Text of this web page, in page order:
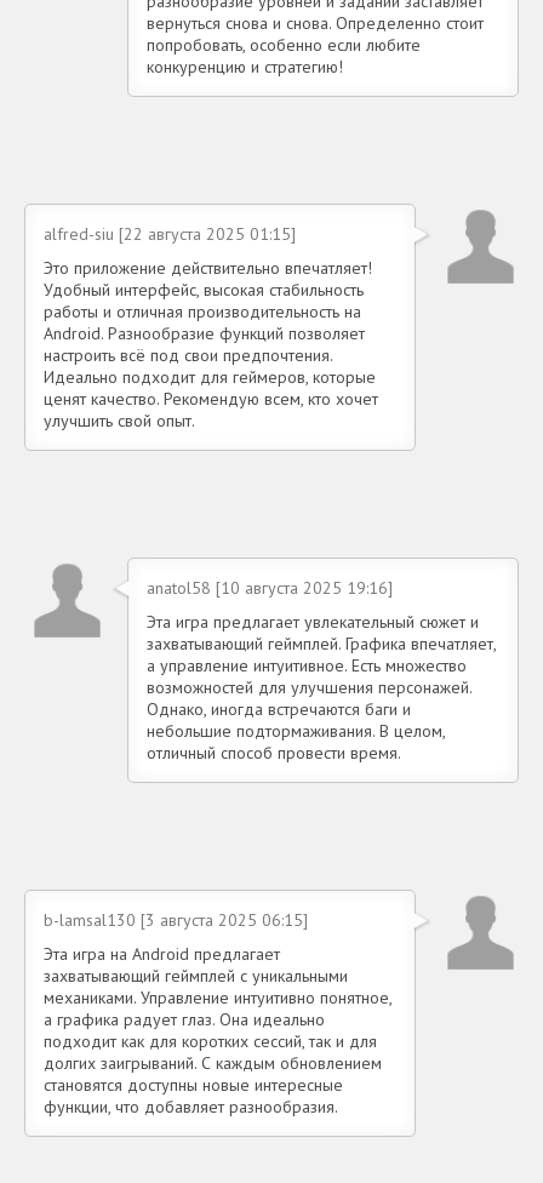
вернуться снова и снова. Определенно стоит
попробовать, особенно если любите
конкуренцию и стратегию!
alfred-siu [22 августа 2025 01:15]
Это приложение действительно впечатляет!
Удобный интерфейс, высокая стабильность
работы и отличная производительность на
Android. Разнообразие функций позволяет
настроить всё под свои предпочтения.
Идеально подходит для геймеров, которые
ценят качество. Рекомендую всем, кто хочет
улучшить свой опыт.
anatol58 [10 августа 2025 19:16]
Эта игра предлагает увлекательный сюжет и
захватывающий геймплей. Графика впечатляет,
а управление интуитивное. Есть множество
возможностей для улучшения персонажей.
Однако, иногда встречаются баги и
небольшие подтормаживания. В целом,
отличный способ провести время.
b-lamsal130 [3 августа 2025 06:15]
Эта игра на Android предлагает
захватывающий геймплей с уникальными
механиками. Управление интуитивно понятное,
а графика радует глаз. Она идеально
подходит как для коротких сессий, так и для
долгих заигрываний. С каждым обновлением
становятся доступны новые интересные
функции, что добавляет разнообразия.